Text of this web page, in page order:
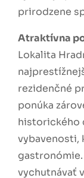
prirodzene
Atraktívna
Lokalita
rezidenčné
ponúka
historického
vybavenosti,
vychutnávať